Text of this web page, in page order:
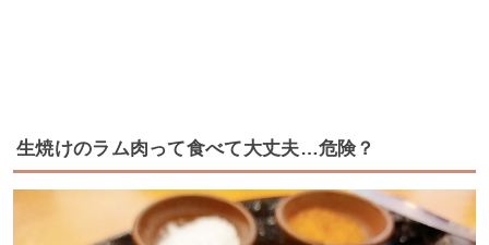
生焼けのラム肉って食べて大丈夫…危険？